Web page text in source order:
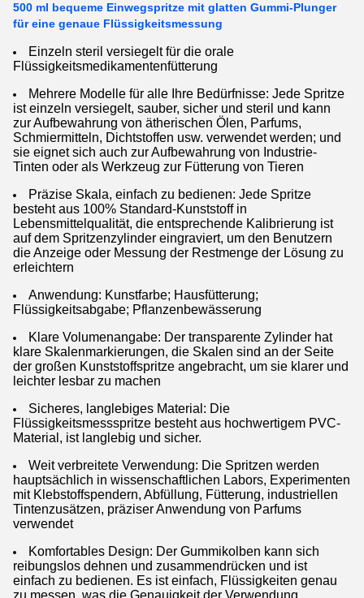
500 ml bequeme Einwegspritze mit glatten Gummi-Plunger
für eine genaue Flüssigkeitsmessung
Einzeln steril versiegelt für die orale
Flüssigkeitsmedikamentenfütterung
Mehrere Modelle für alle Ihre Bedürfnisse: Jede Spritze
ist einzeln versiegelt, sauber, sicher und steril und kann
zur Aufbewahrung von ätherischen Ölen, Parfums,
Schmiermitteln, Dichtstoffen usw. verwendet werden; und
sie eignet sich auch zur Aufbewahrung von Industrie-
Tinten oder als Werkzeug zur Fütterung von Tieren
Präzise Skala, einfach zu bedienen: Jede Spritze
besteht aus 100% Standard-Kunststoff in
Lebensmittelqualität, die entsprechende Kalibrierung ist
auf dem Spritzenzylinder eingraviert, um den Benutzern
die Anzeige oder Messung der Restmenge der Lösung zu
erleichtern
Anwendung: Kunstfarbe; Hausfütterung;
Flüssigkeitsabgabe; Pflanzenbewässerung
Klare Volumenangabe: Der transparente Zylinder hat
klare Skalenmarkierungen, die Skalen sind an der Seite
der großen Kunststoffspritze angebracht, um sie klarer und
leichter lesbar zu machen
Sicheres, langlebiges Material: Die
Flüssigkeitsmessspritze besteht aus hochwertigem PVC-
Material, ist langlebig und sicher.
Weit verbreitete Verwendung: Die Spritzen werden
hauptsächlich in wissenschaftlichen Labors, Experimenten
mit Klebstoffspendern, Abfüllung, Fütterung, industriellen
Tintenzusätzen, präziser Anwendung von Parfums
verwendet
Komfortables Design: Der Gummikolben kann sich
reibungslos dehnen und zusammendrücken und ist
einfach zu bedienen. Es ist einfach, Flüssigkeiten genau
zu messen, was die Genauigkeit der Verwendung